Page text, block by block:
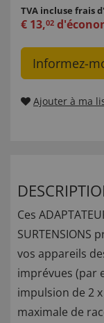
TVA incluse frais
€ 13,02
Informez-
Ajouter à ma
Ces
vos appareils
imprévues (par
impulsion de 2 x
maximale de